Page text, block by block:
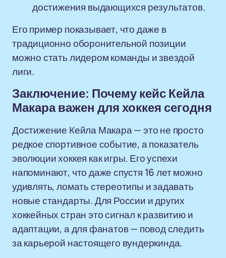
достижения выдающихся результатов.
Его пример показывает, что даже в
традиционно оборонительной позиции
можно стать лидером команды и звездой
лиги.
Заключение: Почему кейс Кейла
Макара важен для хоккея сегодня
Достижение Кейла Макара — это не просто
редкое спортивное событие, а показатель
эволюции хоккея как игры. Его успехи
напоминают, что даже спустя 16 лет можно
удивлять, ломать стереотипы и задавать
новые стандарты. Для России и других
хоккейных стран это сигнал к развитию и
адаптации, а для фанатов — повод следить
за карьерой настоящего вундеркинда.